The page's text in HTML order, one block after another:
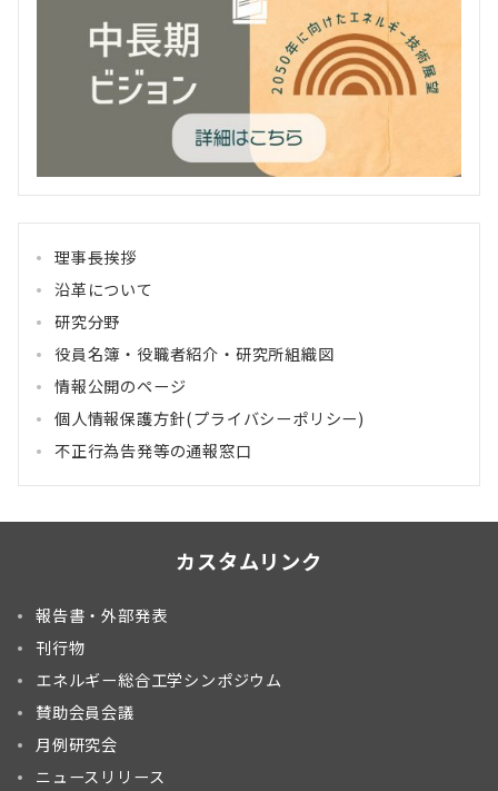
理事長挨拶
沿革について
研究分野
役員名簿・役職者紹介・研究所組織図
情報公開のページ
個人情報保護方針(プライバシーポリシー)
不正行為告発等の通報窓口
カスタムリンク
報告書・外部発表
刊行物
エネルギー総合工学シンポジウム
賛助会員会議
月例研究会
ニュースリリース